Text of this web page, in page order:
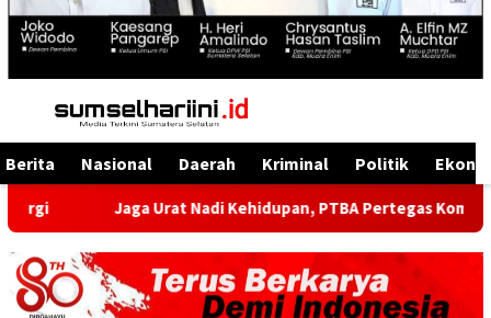
Menu
Mobile
Berita Nasional Daerah Kriminal Politik
Jaga Urat Nadi Kehidupan, PTBA Pertegas Komitmen